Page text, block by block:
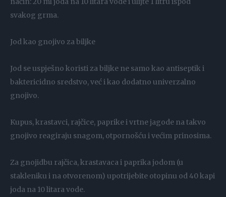
svakog grma.
Jod kao gnojivo za biljke
Jod se uspješno koristi za biljke ne samo kao antiseptik i
baktericidno sredstvo, već i kao dodatno univerzalno
gnojivo.
Kupus, krastavci, rajčice, paprike i vrtne jagode na takvo
gnojivo reagiraju snagom, otpornošću i većim prinosima.
Za gnojidbu rajčica, krastavaca i paprika jodom (u
stakleniku i na otvorenom) upotrijebite otopinu od 40 kapi
joda na 10 litara vode.